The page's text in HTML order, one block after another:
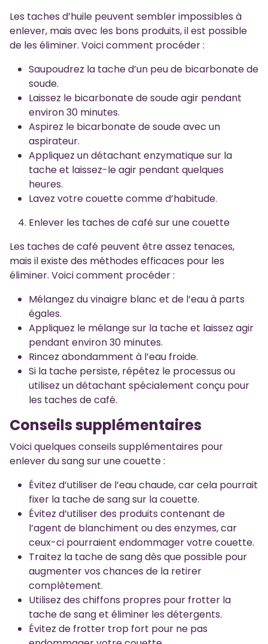
Les taches d’huile peuvent sembler impossibles à
enlever, mais avec les bons produits, il est possible
de les éliminer. Voici comment procéder :
Saupoudrez la tache d’un peu de bicarbonate de
soude.
Laissez le bicarbonate de soude agir pendant
environ 30 minutes.
Aspirez le bicarbonate de soude avec un
aspirateur.
Appliquez un détachant enzymatique sur la
tache et laissez-le agir pendant quelques
heures.
Lavez votre couette comme d’habitude.
Enlever les taches de café sur une couette
Les taches de café peuvent être assez tenaces,
mais il existe des méthodes efficaces pour les
éliminer. Voici comment procéder :
Mélangez du vinaigre blanc et de l’eau à parts
égales.
Appliquez le mélange sur la tache et laissez agir
pendant environ 30 minutes.
Rincez abondamment à l’eau froide.
Si la tache persiste, répétez le processus ou
utilisez un détachant spécialement conçu pour
les taches de café.
Conseils supplémentaires
Voici quelques conseils supplémentaires pour
enlever du sang sur une couette :
Évitez d’utiliser de l’eau chaude, car cela pourrait
fixer la tache de sang sur la couette.
Évitez d’utiliser des produits contenant de
l’agent de blanchiment ou des enzymes, car
ceux-ci pourraient endommager votre couette.
Traitez la tache de sang dès que possible pour
augmenter vos chances de la retirer
complètement.
Utilisez des chiffons propres pour frotter la
tache de sang et éliminer les détergents.
Évitez de frotter trop fort pour ne pas